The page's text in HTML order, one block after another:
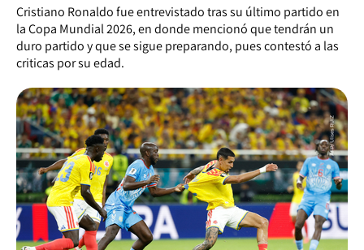
Cristiano Ronaldo fue entrevistado tras su último partido en
la Copa Mundial 2026, en donde mencionó que tendrán un
duro partido y que se sigue preparando, pues contestó a las
criticas por su edad.